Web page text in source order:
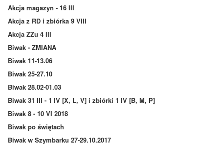
Akcja magazyn - 16 III
Akcja z RD i zbiórka 9 VIII
Akcja ZZu 4 III
Biwak - ZMIANA
Biwak 11-13.06
Biwak 25-27.10
Biwak 28.02-01.03
Biwak 31 III - 1 IV [X, L, V] i zbiórki 1 IV [B, M, P]
Biwak 8 - 10 VI 2018
Biwak po świętach
Biwak w Szymbarku 27-29.10.2017